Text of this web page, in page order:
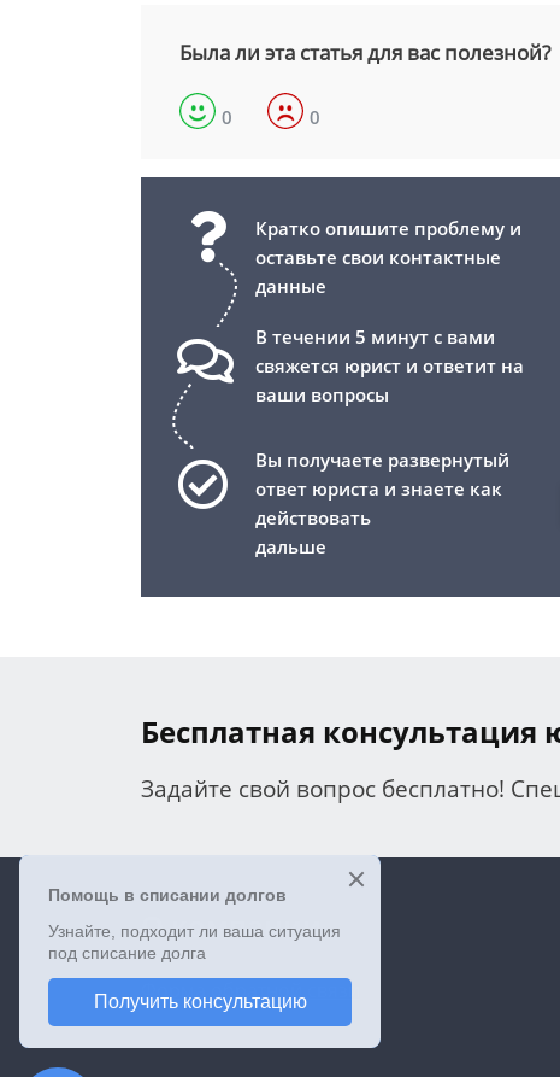
Была ли эта статья для вас полезной?
0 0
Кратко опишите проблему и
оставьте свои контактные
данные
В течении 5 минут с вами
свяжется юрист и ответит на
ваши вопросы
Вы получаете развернутый
ответ юриста и знаете как
действовать
дальше
Бесплатная консультация
Задайте свой вопрос бесплатно!
О компании
Форма обратной связи